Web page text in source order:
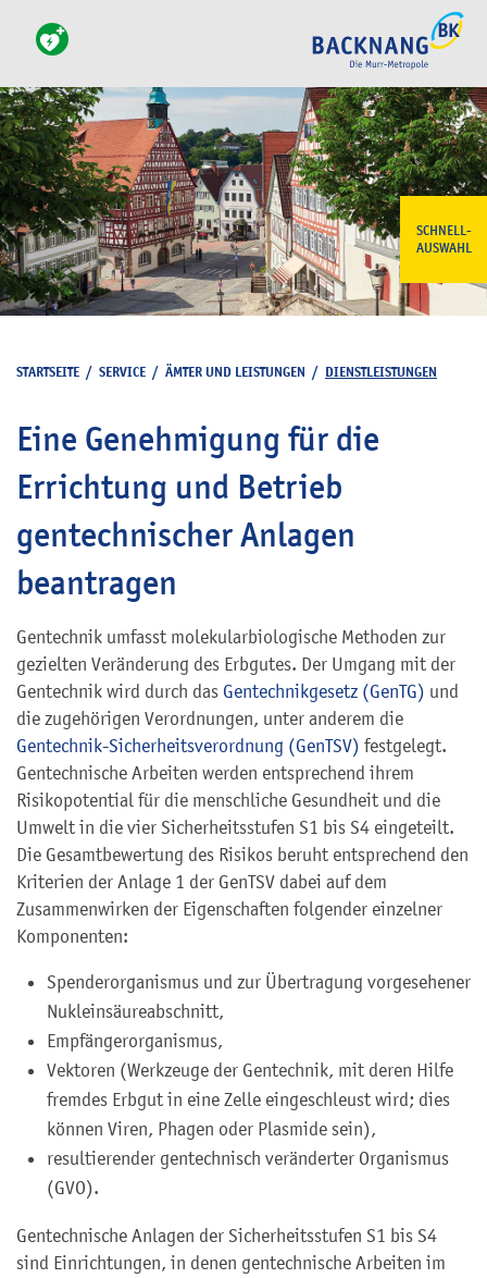
SCHNELL-
AUSWAHL
STARTSEITE / SERVICE / ÄMTER UND LEISTUNGEN / DIENSTLEISTUNGEN
Eine Genehmigung für die
Errichtung und Betrieb
gentechnischer Anlagen
beantragen
Gentechnik umfasst molekularbiologische Methoden zur
gezielten Veränderung des Erbgutes. Der Umgang mit der
Gentechnik wird durch das Gentechnikgesetz (GenTG) und
die zugehörigen Verordnungen, unter anderem die
Gentechnik-Sicherheitsverordnung (GenTSV) festgelegt.
Gentechnische Arbeiten werden entsprechend ihrem
Risikopotential für die menschliche Gesundheit und die
Umwelt in die vier Sicherheitsstufen S1 bis S4 eingeteilt.
Die Gesamtbewertung des Risikos beruht entsprechend den
Kriterien der Anlage 1 der GenTSV dabei auf dem
Zusammenwirken der Eigenschaften folgender einzelner
Komponenten:
Spenderorganismus und zur Übertragung vorgesehener
Nukleinsäureabschnitt,
Empfängerorganismus,
Vektoren (Werkzeuge der Gentechnik, mit deren Hilfe
fremdes Erbgut in eine Zelle eingeschleust wird; dies
können Viren, Phagen oder Plasmide sein),
resultierender gentechnisch veränderter Organismus
(GVO).
Gentechnische Anlagen der Sicherheitsstufen S1 bis S4
sind Einrichtungen, in denen gentechnische Arbeiten im